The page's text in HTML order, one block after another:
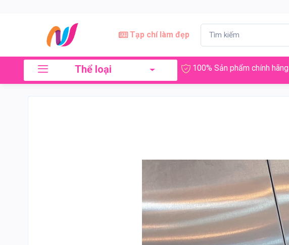
Tạp chí làm đẹp
Thể loại 100% Sản phẩm chính hãng